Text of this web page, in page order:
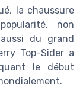
la chaussure
non
du grand
Top-Sider a
le début